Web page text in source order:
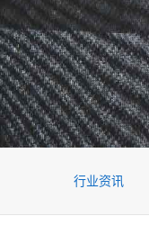
行业资讯